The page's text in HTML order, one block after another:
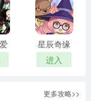
星辰奇缘
最新版
进入
更多攻略>>